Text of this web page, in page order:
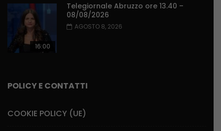
16:00
Telegiornale Abruzzo ore 13.40 –
08/08/2026
AGOSTO 8, 2026
POLICY E CONTATTI
COOKIE POLICY (UE)